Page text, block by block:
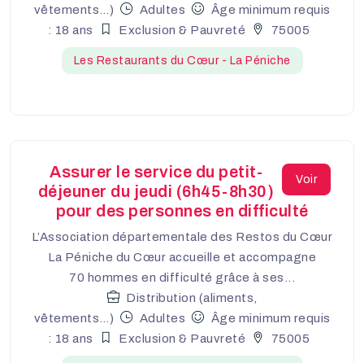
vêtements…)
Adultes
Âge minimum requis
: 18 ans
Exclusion & Pauvreté 75005
Les Restaurants du Cœur - La Péniche
Voir
Assurer le service du petit-
déjeuner du jeudi (6h45-8h30)
pour des personnes en difficulté
L’Association départementale des Restos du Cœur
La Péniche du Cœur accueille et accompagne
70 hommes en difficulté grâce à ses...
Distribution (aliments,
vêtements…)
Adultes
Âge minimum requis
: 18 ans
Exclusion & Pauvreté 75005